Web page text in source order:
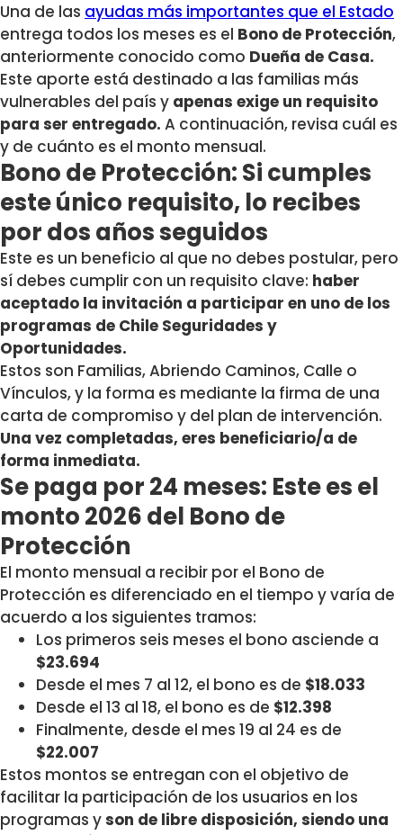
Una de las ayudas más importantes que el Estado
entrega todos los meses es el Bono de Protección,
anteriormente conocido como Dueña de Casa.
Este aporte está destinado a las familias más
vulnerables del país y apenas exige un requisito
para ser entregado. A continuación, revisa cuál es
y de cuánto es el monto mensual.
Bono de Protección: Si cumples
este único requisito, lo recibes
por dos años seguidos
Este es un beneficio al que no debes postular, pero
sí debes cumplir con un requisito clave: haber
aceptado la invitación a participar en uno de los
programas de Chile Seguridades y
Oportunidades.
Estos son Familias, Abriendo Caminos, Calle o
Vínculos, y la forma es mediante la firma de una
carta de compromiso y del plan de intervención.
Una vez completadas, eres beneficiario/a de
forma inmediata.
Se paga por 24 meses: Este es el
monto 2026 del Bono de
Protección
El monto mensual a recibir por el Bono de
Protección es diferenciado en el tiempo y varía de
acuerdo a los siguientes tramos:
Los primeros seis meses el bono asciende a
$23.694
Desde el mes 7 al 12, el bono es de $18.033
Desde el 13 al 18, el bono es de $12.398
Finalmente, desde el mes 19 al 24 es de
$22.007
Estos montos se entregan con el objetivo de
facilitar la participación de los usuarios en los
programas yson de libre disposición, siendo una